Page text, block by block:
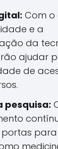
Com o
e a
da
ajudar
de
pesquisa:
para